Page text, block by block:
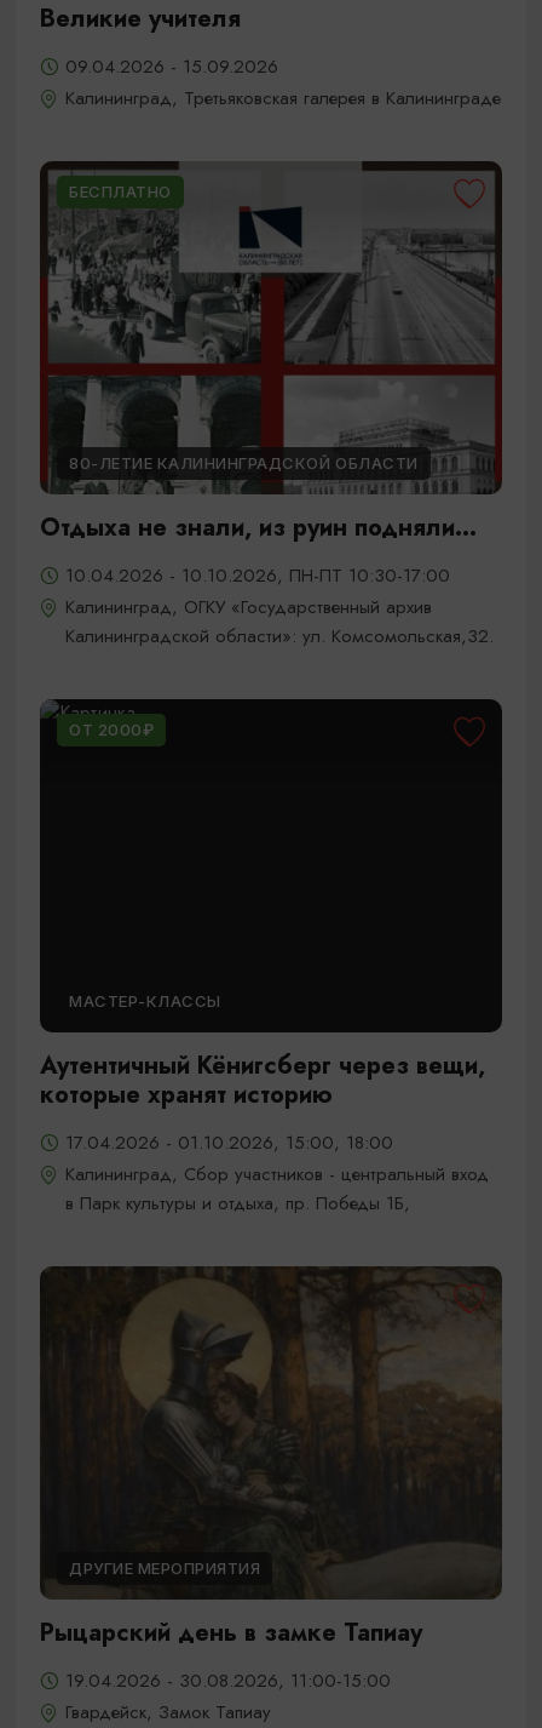
Великие учителя
09.04.2026 - 15.09.2026
Калининград, Третьяковская галерея в Калининграде
БЕСПЛАТНО
80-ЛЕТИЕ КАЛИНИНГРАДСКОЙ ОБЛАСТИ
Отдыха не знали, из руин подняли...
10.04.2026 - 10.10.2026, ПН-ПТ 10:30-17:00
Калининград, ОГКУ «Государственный архив
Калининградской области»: ул. Комсомольская,32.
ОТ 2000₽
МАСТЕР-КЛАССЫ
Аутентичный Кёнигсберг через вещи,
которые хранят историю
17.04.2026 - 01.10.2026, 15:00, 18:00
Калининград, Сбор участников - центральный вход
в Парк культуры и отдыха, пр. Победы 1Б,
ДРУГИЕ МЕРОПРИЯТИЯ
Рыцарский день в замке Тапиау
19.04.2026 - 30.08.2026, 11:00-15:00
Гвардейск, Замок Тапиау